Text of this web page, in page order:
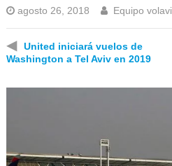
agosto 26, 2018 Equipo volavi
◀
United iniciará vuelos de
Washington a Tel Aviv en 2019